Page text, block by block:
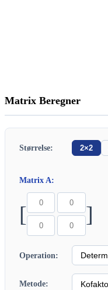
Matrix Beregner
Størrelse: 2×2
Matrix A:
[ ]
Operation:
Metode: